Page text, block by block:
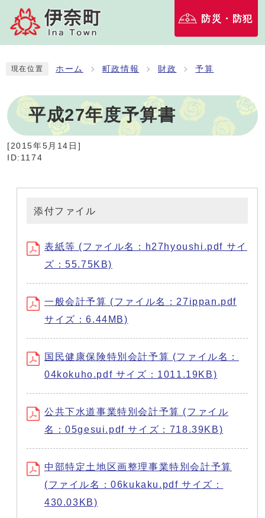
防災・防犯
現在位置 ホーム 町政情報 財政 予算
平成27年度予算書
[2015年5月14日 ]
ID:1174
添付ファイル
表紙等 (ファイル名：h27hyoushi.pdf サイ
ズ：55.75KB)
一般会計予算 (ファイル名：27ippan.pdf
サイズ：6.44MB)
国民健康保険特別会計予算 (ファイル名：
04kokuho.pdf サイズ：1011.19KB)
公共下水道事業特別会計予算 (ファイル
名：05gesui.pdf サイズ：718.39KB)
中部特定土地区画整理事業特別会計予算
(ファイル名：06kukaku.pdf サイズ：
430.03KB)